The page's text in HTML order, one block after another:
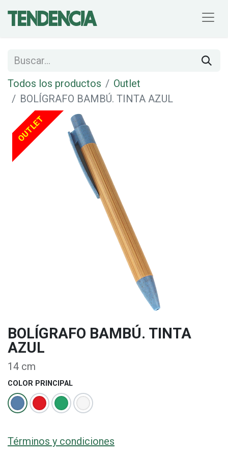
Todos los productos
Outlet
BOLÍGRAFO BAMBÚ. TINTA AZUL
OUTLET
BOLÍGRAFO BAMBÚ. TINTA
AZUL
14 cm
COLOR PRINCIPAL
Términos y condiciones